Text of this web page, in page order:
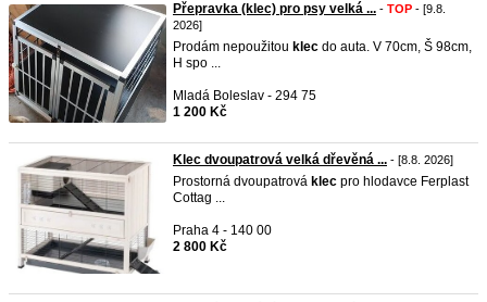
Přepravka (klec) pro psy velká ... - TOP - [9.8.
2026]
Prodám nepoužitou klec do auta. V 70cm, Š 98cm,
H spo ...
Mladá Boleslav - 294 75
1 200 Kč
Klec dvoupatrová velká dřevěná ... - [8.8. 2026]
Prostorná dvoupatrová klec pro hlodavce Ferplast
Cottag ...
Praha 4 - 140 00
2 800 Kč